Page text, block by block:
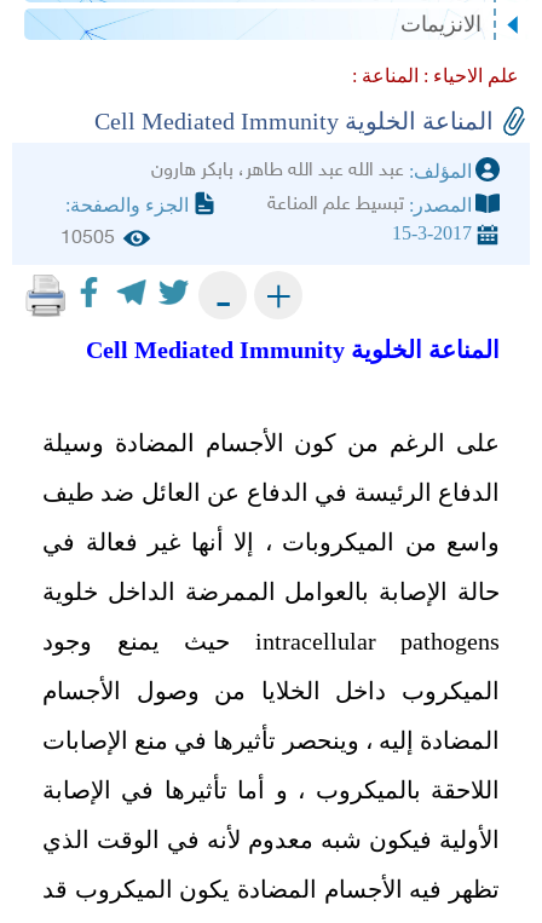
الانزيمات
علم الاحياء : المناعة :
‏المناعة الخلوية Cell Mediated Immunity
المؤلف: عبد الله عبد الله طاهر، بابكر هارون
المصدر: تبسيط علم المناعة
الجزء والصفحة:
15-3-2017
10505
+
-
‏المناعة الخلوية Cell Mediated Immunity
على الرغم من كون الأجسام المضادة وسيلة
الدفاع الرئيسة في الدفاع عن العائل ضد طيف
واسع من الميكروبات ، ‏إلا أنها غير فعالة في
حالة الإصابة بالعوامل الممرضة الداخل خلوية
intracellular pathogens حيث يمنع وجود
الميكروب داخل الخلايا من وصول الأجسام
المضادة إليه ، ‏وينحصر تأثيرها في منع الإصابات
اللاحقة بالميكروب ، ‏و أما تأثيرها في الإصابة
الأولية فيكون شبه معدوم لأنه في الوقت الذي
تظهر فيه الأجسام المضادة يكون الميكروب قد